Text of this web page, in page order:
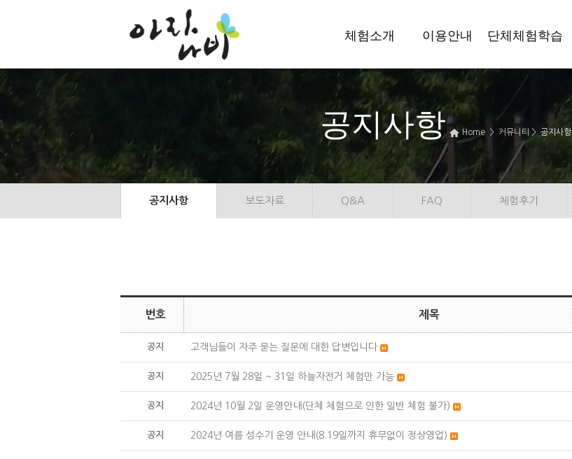
체험소개 이용안내 단체체험학습
공지사항 Home > 커뮤니티 > 공지사항
공지사항 보도자료 Q&A FAQ 체험후기
번호 제목
공지 고객님들이 자주 묻는 질문에 대한 답변입니다
공지 2025년 7월 28일 ~ 31일 하늘자전거 체험만 가능
공지 2024년 10월 2일 운영안내(단체 체험으로 인한 일반 체험 불가)
공지 2024년 여름 성수기 운영 안내(8.19일까지 휴무없이 정상영업)